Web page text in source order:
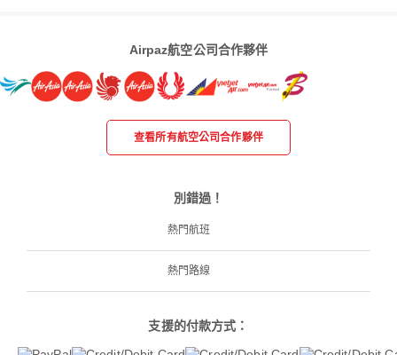
Airpaz航空公司合作夥伴
查看所有航空公司合作夥伴
別錯過！
熱門航班
熱門路線
支援的付款方式：